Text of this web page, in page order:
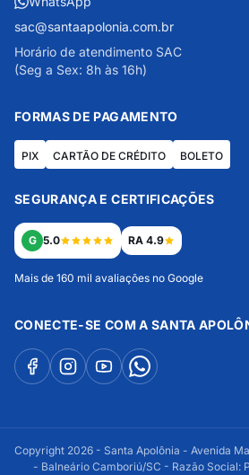
sac@santaapolonia.com.br
Horário de atendimento SAC
(Seg a Sex: 8h às 16h)
FORMAS DE PAGAMENTO
PIX CARTÃO DE CRÉDITO BOLETO
SEGURANÇA E CERTIFICAÇÕES
G 5.0 RA 4.9
Mais de 160 mil avaliações no Google
CONECTE-SE COM A SANTA
Copyright 2026 - Santa Apolônia - Avenida
- Balneário Camboriú/SC - Razão Social: